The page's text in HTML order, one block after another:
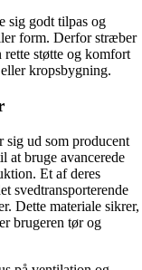
sig godt tilpas og
form. Derfor stræber
rette støtte og komfort
kropsbygning.
sig ud som producent
at bruge avancerede
Et af deres
svedtransporterende
Dette materiale sikrer,
brugeren tør og